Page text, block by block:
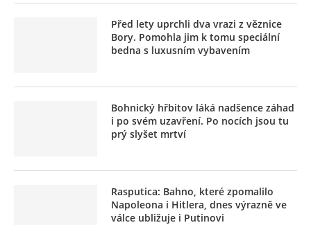
Před lety uprchli dva vrazi z věznice
Bory. Pomohla jim k tomu speciální
bedna s luxusním vybavením
Bohnický hřbitov láká nadšence záhad
i po svém uzavření. Po nocích jsou tu
prý slyšet mrtví
Rasputica: Bahno, které zpomalilo
Napoleona i Hitlera, dnes výrazně ve
válce ubližuje i Putinovi